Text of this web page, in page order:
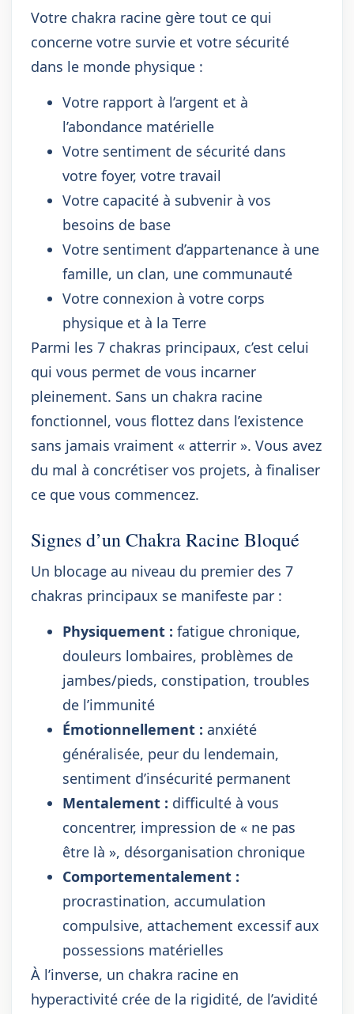
Votre chakra racine gère tout ce qui
concerne votre survie et votre sécurité
dans le monde physique :
Votre rapport à l’argent et à
l’abondance matérielle
Votre sentiment de sécurité dans
votre foyer, votre travail
Votre capacité à subvenir à vos
besoins de base
Votre sentiment d’appartenance à une
famille, un clan, une communauté
Votre connexion à votre corps
physique et à la Terre
Parmi les 7 chakras principaux, c’est celui
qui vous permet de vous incarner
pleinement. Sans un chakra racine
fonctionnel, vous flottez dans l’existence
sans jamais vraiment « atterrir ». Vous avez
du mal à concrétiser vos projets, à finaliser
ce que vous commencez.
Signes d’un Chakra Racine Bloqué
Un blocage au niveau du premier des 7
chakras principaux se manifeste par :
Physiquement : fatigue chronique,
douleurs lombaires, problèmes de
jambes/pieds, constipation, troubles
de l’immunité
Émotionnellement : anxiété
généralisée, peur du lendemain,
sentiment d’insécurité permanent
Mentalement : difficulté à vous
concentrer, impression de « ne pas
être là », désorganisation chronique
Comportementalement :
procrastination, accumulation
compulsive, attachement excessif aux
possessions matérielles
À l’inverse, un chakra racine en
hyperactivité crée de la rigidité, de l’avidité